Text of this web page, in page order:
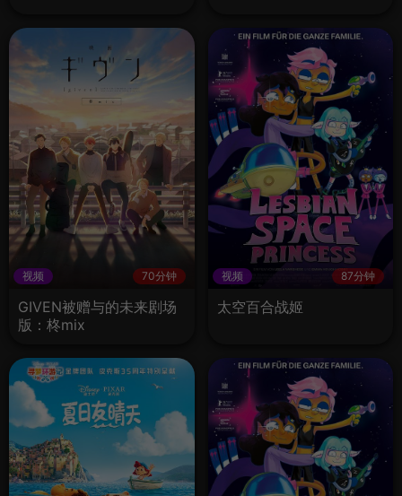
视频 70分钟
GIVEN被赠与的未来剧场
版：柊mix
视频 87分钟
太空百合战姬